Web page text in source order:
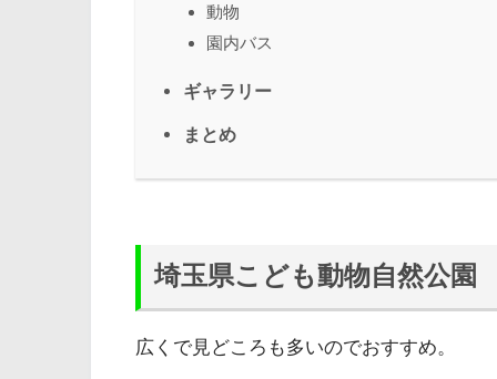
動物
園内バス
ギャラリー
まとめ
埼玉県こども動物自然公園
広くで見どころも多いのでおすすめ。